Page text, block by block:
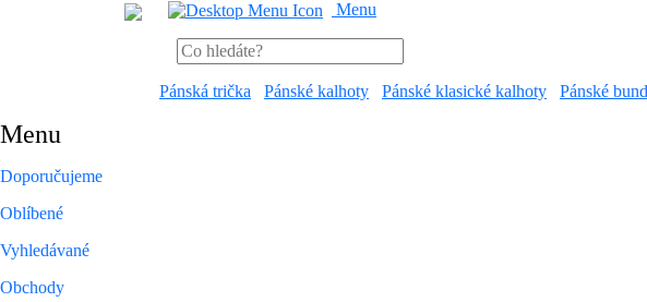
Menu
Pánská trička Pánské kalhoty Pánské klasické kalhoty Pánské
Menu
Doporučujeme
Oblíbené
Vyhledávané
Obchody